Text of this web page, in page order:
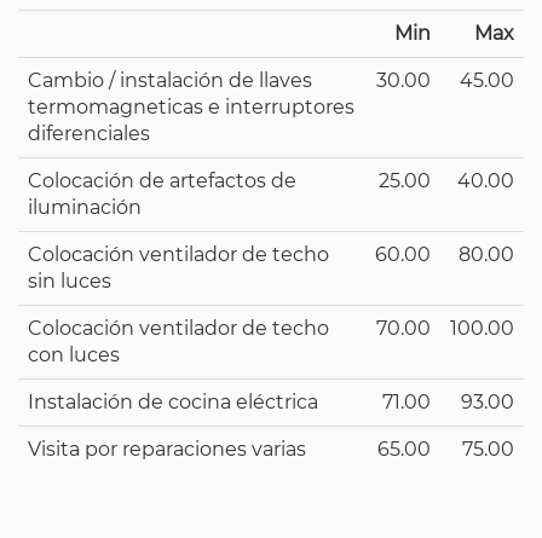
Min Max
Cambio / instalación de llaves
termomagneticas e interruptores
diferenciales
30.00 45.00
Colocación de artefactos de
iluminación
25.00 40.00
Colocación ventilador de techo
sin luces
60.00 80.00
Colocación ventilador de techo
con luces
70.00 100.00
Instalación de cocina eléctrica 71.00 93.00
Visita por reparaciones varias 65.00 75.00